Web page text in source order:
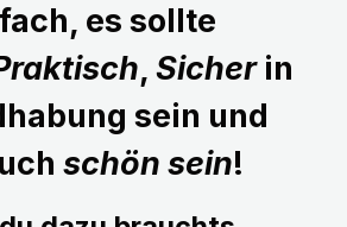
es sollte
, Sicherin
sein und
schön sein!